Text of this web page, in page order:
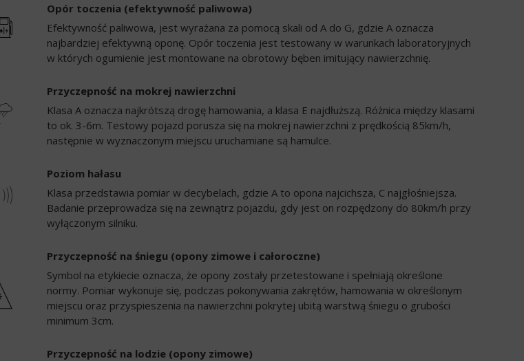
Opór toczenia (efektywność paliwowa)
Efektywność paliwowa, jest wyrażana za pomocą skali od A do G, gdzie A oznacza
najbardziej efektywną oponę. Opór toczenia jest testowany w warunkach laboratoryjnych
w których ogumienie jest montowane na obrotowy bęben imitujący nawierzchnię.
Przyczepność na mokrej nawierzchni
Klasa A oznacza najkrótszą drogę hamowania, a klasa E najdłuższą. Różnica między klasami
to ok. 3-6m. Testowy pojazd porusza się na mokrej nawierzchni z prędkością 85km/h,
następnie w wyznaczonym miejscu uruchamiane są hamulce.
Poziom hałasu
Klasa przedstawia pomiar w decybelach, gdzie A to opona najcichsza, C najgłośniejsza.
Badanie przeprowadza się na zewnątrz pojazdu, gdy jest on rozpędzony do 80km/h przy
wyłączonym silniku.
Przyczepność na śniegu (opony zimowe i całoroczne)
Symbol na etykiecie oznacza, że opony zostały przetestowane i spełniają określone
normy. Pomiar wykonuje się, podczas pokonywania zakrętów, hamowania w określonym
miejscu oraz przyspieszenia na nawierzchni pokrytej ubitą warstwą śniegu o grubości
minimum 3cm.
Przyczepność na lodzie (opony zimowe)